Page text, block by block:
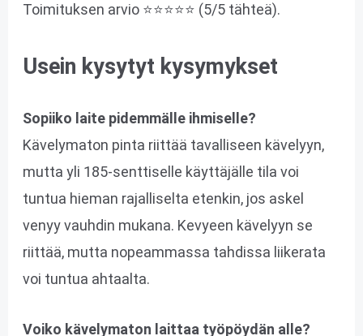
Toimituksen arvio ⭐⭐⭐⭐⭐ (5/5 tähteä).
Usein kysytyt kysymykset
Sopiiko laite pidemmälle ihmiselle?
Kävelymaton pinta riittää tavalliseen kävelyyn,
mutta yli 185-senttiselle käyttäjälle tila voi
tuntua hieman rajalliselta etenkin, jos askel
venyy vauhdin mukana. Kevyeen kävelyyn se
riittää, mutta nopeammassa tahdissa liikerata
voi tuntua ahtaalta.
Voiko kävelymaton laittaa työpöydän alle?